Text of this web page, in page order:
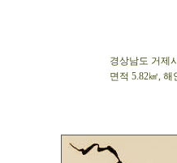
경상남도 거제
면적 5.82㎢, 해